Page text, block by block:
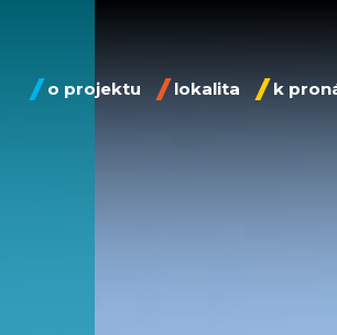
o projektu lokalita k